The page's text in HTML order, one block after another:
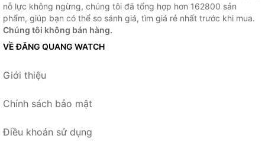
nỗ lực không ngừng, chúng tôi đã tổng hợp hơn 162800 sản
phẩm, giúp bạn có thể so sánh giá, tìm giá rẻ nhất trước khi mua.
Chúng tôi không bán hàng.
VỀ ĐĂNG QUANG WATCH
Giới thiệu
Chính sách bảo mật
Điều khoản sử dụng